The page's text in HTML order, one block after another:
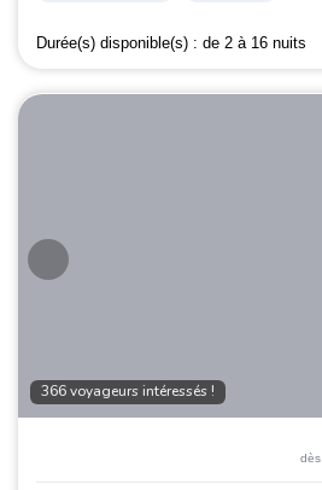
Durée(s) disponible(s) : de 2 à 16 nuits
366 voyageurs intéressés !
dès